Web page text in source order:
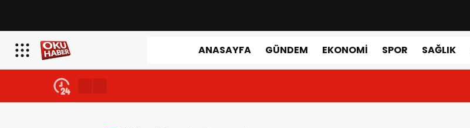
ANASAYFA GÜNDEM EKONOMI SPOR SAĞLIK